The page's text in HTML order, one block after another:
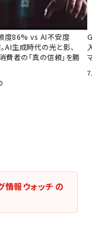
度86% vs AI不安度
AI生成時代の光と影、
費者の「真の信頼」を勝
情報ウォッチ の